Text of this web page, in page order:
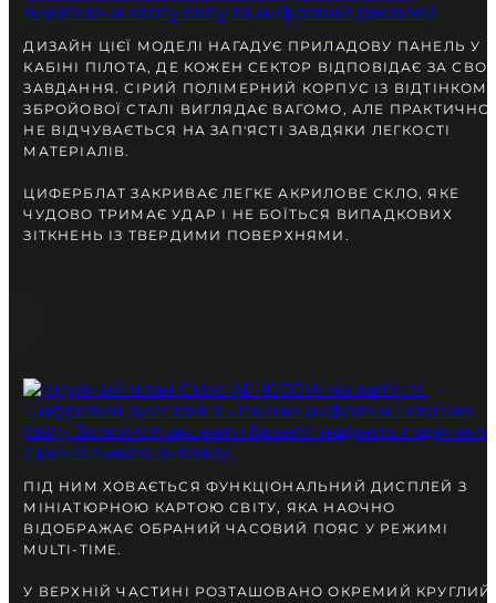
ВІДПРАВКА В ДЕНЬ ЗАМОВЛЕННЯ
Telegram
ПОРАДЬТЕСЯ
З НАШИМ ЕКСПЕРТОМ
ДИЗАЙН ЦІЄЇ МОДЕЛІ НАГАДУЄ ПРИЛАДОВУ ПАНЕЛЬ У
КАБІНІ ПІЛОТА, ДЕ КОЖЕН СЕКТОР ВІДПОВІДАЄ ЗА
ЗАВДАННЯ. СІРИЙ ПОЛІМЕРНИЙ КОРПУС ІЗ ВІДТІНКОМ
ЗБРОЙОВОЇ СТАЛІ ВИГЛЯДАЄ ВАГОМО, АЛЕ ПРАКТИЧНО
НЕ ВІДЧУВАЄТЬСЯ НА ЗАП'ЯСТІ ЗАВДЯКИ ЛЕГКОСТІ
МАТЕРІАЛІВ.
ЦИФЕРБЛАТ ЗАКРИВАЄ ЛЕГКЕ АКРИЛОВЕ СКЛО, ЯКЕ
ЧУДОВО ТРИМАЄ УДАР І НЕ БОЇТЬСЯ ВИПАДКОВИХ
ЗІТКНЕНЬ ІЗ ТВЕРДИМИ ПОВЕРХНЯМИ.
ПІД НИМ ХОВАЄТЬСЯ ФУНКЦІОНАЛЬНИЙ ДИСПЛЕЙ З
МІНІАТЮРНОЮ КАРТОЮ СВІТУ, ЯКА НАОЧНО
ВІДОБРАЖАЄ ОБРАНИЙ ЧАСОВИЙ ПОЯС У РЕЖИМІ
MULTI-TIME.
У ВЕРХНІЙ ЧАСТИНІ РОЗТАШОВАНО ОКРЕМИЙ КРУГЛИЙ